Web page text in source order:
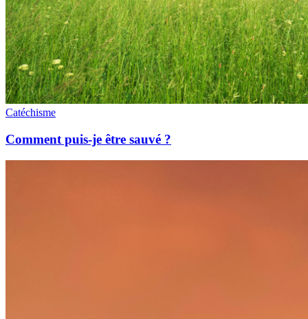
Catéchisme
Comment puis-je être sauvé ?